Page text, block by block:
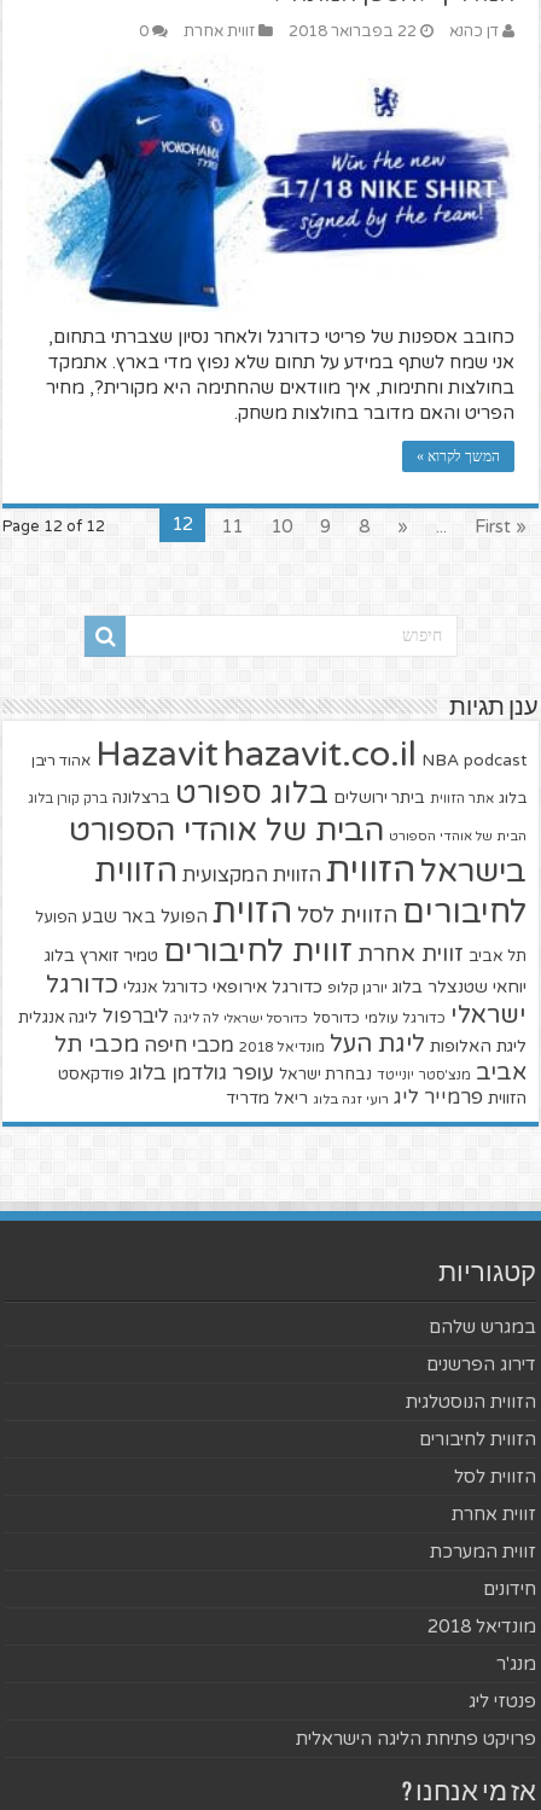
דן כהנא 22 בפברואר 2018 זווית אחרת 0
כחובב אספנות של פריטי כדורגל ולאחר נסיון שצברתי בתחום,
אני שמח לשתף במידע על תחום שלא נפוץ מדי בארץ. אתמקד
בחולצות וחתימות, איך מוודאים שהחתימה היא מקורית?, מחיר
הפריט והאם מדובר בחולצות משחק.
המשך לקרוא »
Page 12 of 12 « First
...
«
8
9
10
11
12
ענן תגיות
Hazavit hazavit.co.il NBA podcast אהוד ריבן
בלוג אתר הזווית ביתר ירושלים בלוג ספורט ברצלונה ברק קורן בלוג
הבית של אוהדי הספורט הבית של אוהדי הספורט
בישראל הזווית הזווית המקצועית הזווית
לחיבורים הזווית לסל הזוית הפועל באר שבע הפועל
תל אביב זווית אחרת זווית לחיבורים טמיר זוארץ בלוג
יוחאי שטנצלר בלוג יורגן קלופ כדורגל אירופאי כדורגל אנגלי כדורגל
ישראלי כדורגל עולמי כדורסל כדורסל ישראלי לה ליגה ליברפול ליגה אנגלית
ליגת האלופות ליגת העל מונדיאל 2018 מכבי חיפה מכבי תל
אביב מנצ'סטר יונייטד נבחרת ישראל עופר גולדמן בלוג פודקאסט
הזווית פרמייר ליג רועי זגה בלוג ריאל מדריד
קטגוריות
במגרש שלהם
דירוג הפרשנים
הזווית הנוסטלגית
הזווית לחיבורים
הזווית לסל
זווית אחרת
זווית המערכת
חידונים
מונדיאל 2018
מנג'ר
פנטזי ליג
פרויקט פתיחת הליגה הישראלית
אז מי אנחנו ?